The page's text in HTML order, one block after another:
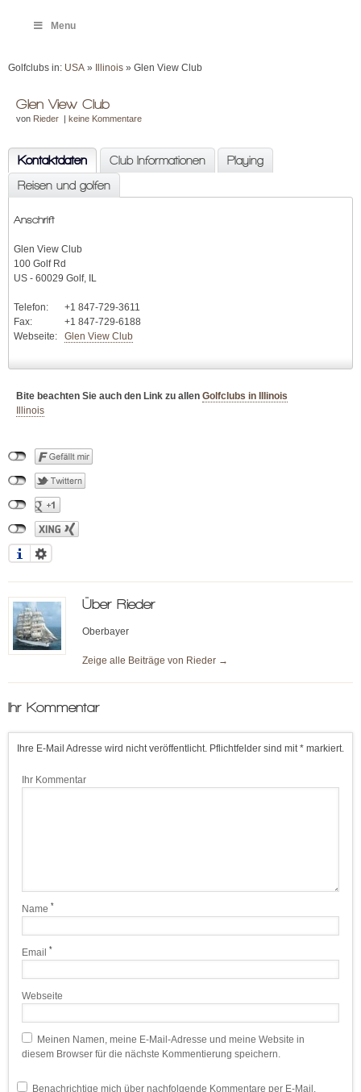
Menu
Golfclubs in: USA » Illinois » Glen View Club
Glen View Club
von Rieder | keine Kommentare
Kontaktdaten Club Informationen
Playing
Reisen und golfen
Anschrift
Glen View Club
100 Golf Rd
US - 60029 Golf, IL
Telefon:
+1 847-729-3611
Fax:
+1 847-729-6188
Webseite:
Glen View Club
Bite beachten Sie auch den Link zu allen Golfclubs in Illinois
Illinois
Über Rieder
Oberbayer
Zeige alle Beiträge von Rieder →
Ihr Kommentar
Ihre E-Mail Adresse wird nicht veröffentlicht. Pflichtfelder sind mit * markiert.
Ihr Kommentar
Name *
Email *
Webseite
Meinen Namen, meine E-Mail-Adresse und meine Website in
diesem Browser für die nächste Kommentierung speichern.
Benachrichtige mich über nachfolgende Kommentare per E-Mail.